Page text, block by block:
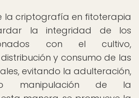
la criptografía en fitoterapia
la integridad de los
con el cultivo,
y consumo de las
evitando la adulteración,
o manipulación de la